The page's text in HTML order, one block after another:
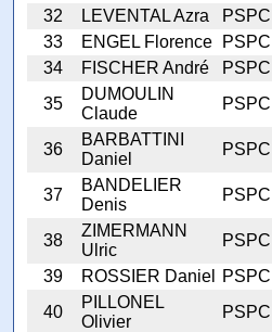
32
LEVENTAL Azra PSPC
33
ENGEL Florence PSPC
34
FISCHER André PSPC
35
DUMOULIN
Claude
PSPC
36
BARBATTINI
Daniel
PSPC
37
BANDELIER
Denis
PSPC
38
ZIMERMANN
Ulric
PSPC
39
ROSSIER Daniel PSPC
40
PILLONEL
Olivier
PSPC